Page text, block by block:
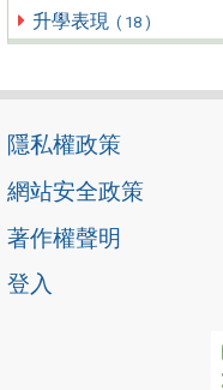
升學表現 ( 18 )
隱私權政策
網站安全政策
著作權聲明
登入